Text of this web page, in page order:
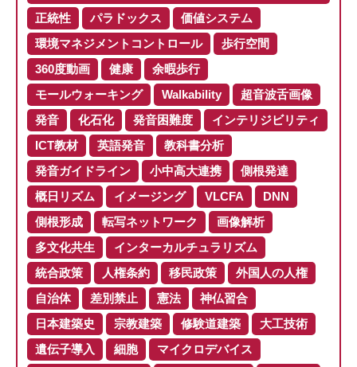
正統性
パラドックス
価値システム
環境マネジメントコントロール
歩行空間
360度動画
健康
余暇歩行
モールウォーキング
Walkability
超音波舌画像
発音
化石化 発音困難度
インテリジビリティ
ICT教材
英語発音
教科書分析
発音ガイドライン
小中高大連携
側根発達
概日リズム
イメージング VLCFA
DNN
側根形成
転写ネットワーク
画像解析
多文化共生
インターカルチュラリズム
統合政策
人権条約 移民政策
外国人の人権
自治体
差別禁止 憲法
神仏習合
日本建築史
宗教建築 修験道建築
大工技術
遺伝子導入
細胞
マイクロデバイス